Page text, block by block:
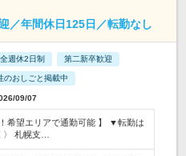
／年間休日125日／転勤なし
週休2日制 第二新卒歓迎
のおしごと掲載中
09/07
希望エリアで通勤可能 】 ▼転勤は
〉 札幌支…